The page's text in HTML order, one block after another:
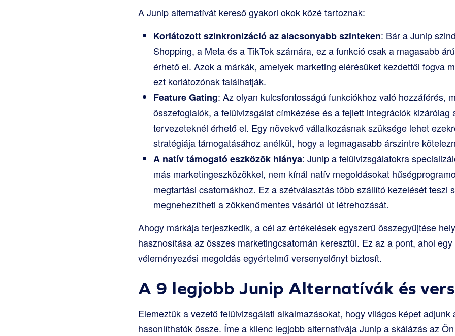
A Junip alternatívát kereső gyakori okok közé tartoznak:
Korlátozott szinkronizáció az alacsonyabb szinteken: Bár a Junip
Shopping, a Meta és a TikTok számára, ez a funkció csak a magasabb
érhető el. Azok a márkák, amelyek marketing elérésüket kezdettől fogva
ezt korlátozónak találhatják.
Feature Gating: Az olyan kulcsfontosságú funkciókhoz való hozzáférés,
összefoglalók, a felülvizsgálat címkézése és a fejlett integrációk kizárólag
tervezeteknél érhető el. Egy növekvő vállalkozásnak szüksége lehet
stratégiája támogatásához anélkül, hogy a legmagasabb árszintre
A natív támogató eszközök hiánya: Junip a felülvizsgálatokra
más marketingeszközökkel, nem kínál natív megoldásokat
megtartási csatornákhoz. Ez a szétválasztás több szállító kezelését teszi
megnehezítheti a zökkenőmentes vásárlói út létrehozását.
Ahogy márkája terjeszkedik, a cél az értékelések egyszerű összegyűjtése
hasznosítása az összes marketingcsatornán keresztül. Ez az a pont, ahol
véleményezési megoldás egyértelmű versenyelőnyt biztosít.
A 9 legjobb Junip Alternatívák és
Elemeztük a vezető felülvizsgálati alkalmazásokat, hogy világos képet adjunk
hasonlíthatók össze. Íme a kilenc legjobb alternatívája Junip a skálázás az